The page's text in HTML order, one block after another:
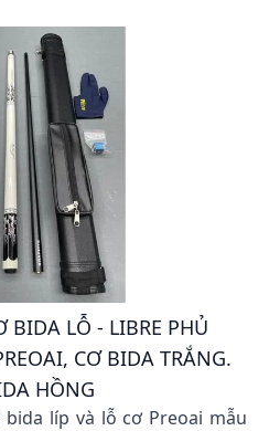
BIDA LỖ - LIBRE PHỦ
CƠ BIDA TRẮNG.
HỒNG
bida líp và lỗ cơ Preoai mẫu